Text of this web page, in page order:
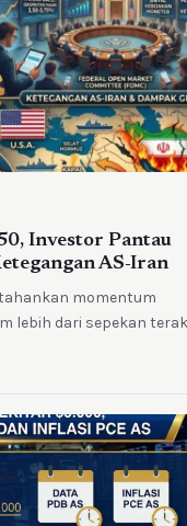
Investor Pantau
AS-Iran
momentum
lebih dari sepekan